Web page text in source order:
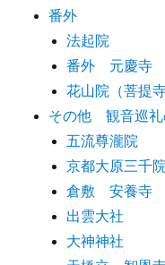
番外
法起院
番外 元慶寺
花山院（菩提寺
その他 観音巡礼
五流尊瀧院
京都大原三千院
倉敷 安養寺
出雲大社
大神神社